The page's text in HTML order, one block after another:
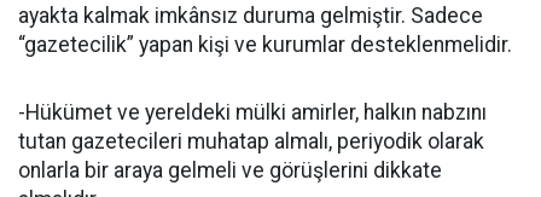
ayakta kalmak imkânsız duruma gelmiştir. Sadece
“gazetecilik” yapan kişi ve kurumlar desteklenmelidir.
-Hükümet ve yereldeki mülki amirler, halkın nabzını
tutan gazetecileri muhatap almalı, periyodik olarak
onlarla bir araya gelmeli ve görüşlerini dikkate